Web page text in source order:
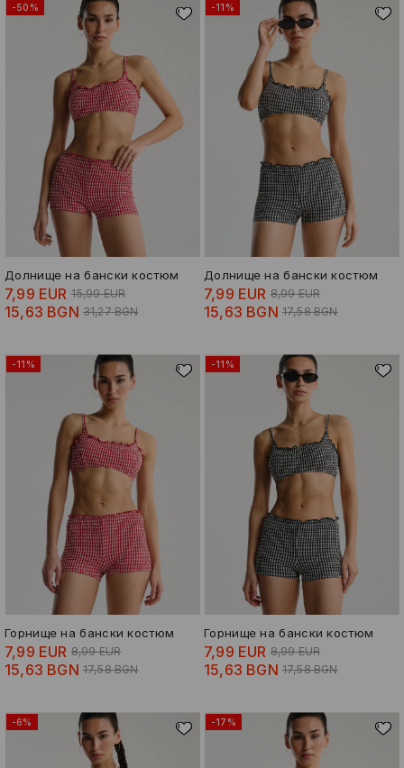
-50%
Долнище на бански костюм
7,99 EUR 15,99 EUR
15,63 BGN 31,27 BGN
-11%
Долнище на бански костюм
7,99 EUR 8,99 EUR
15,63 BGN 17,58 BGN
-11%
Горнище на бански костюм
7,99 EUR 8,99 EUR
15,63 BGN 17,58 BGN
-11%
Горнище на бански костюм
7,99 EUR 8,99 EUR
15,63 BGN 17,58 BGN
-6% -17%